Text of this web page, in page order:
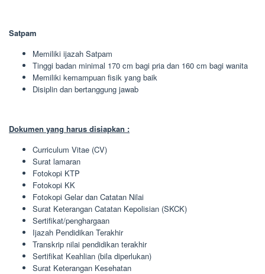
Satpam
Memiliki ijazah Satpam
Tinggi badan minimal 170 cm bagi pria dan 160 cm bagi wanita
Memiliki kemampuan fisik yang baik
Disiplin dan bertanggung jawab
Dokumen yang harus disiapkan :
Curriculum Vitae (CV)
Surat lamaran
Fotokopi KTP
Fotokopi KK
Fotokopi Gelar dan Catatan Nilai
Surat Keterangan Catatan Kepolisian (SKCK)
Sertifikat/penghargaan
Ijazah Pendidikan Terakhir
Transkrip nilai pendidikan terakhir
Sertifikat Keahlian (bila diperlukan)
Surat Keterangan Kesehatan